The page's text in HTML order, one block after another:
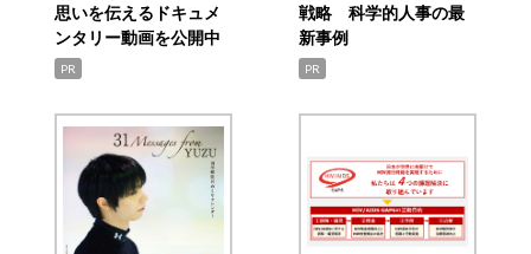
思いを伝えるドキュメ
ンタリー動画を公開中
PR
戦略 科学的人事の最
新事例
PR